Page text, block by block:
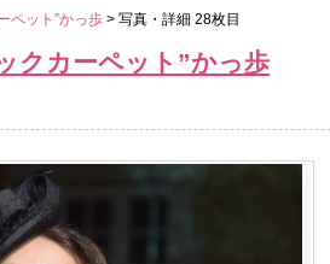
ペット”かっ歩 > 写真・詳細 28枚目
クカーペット”かっ歩